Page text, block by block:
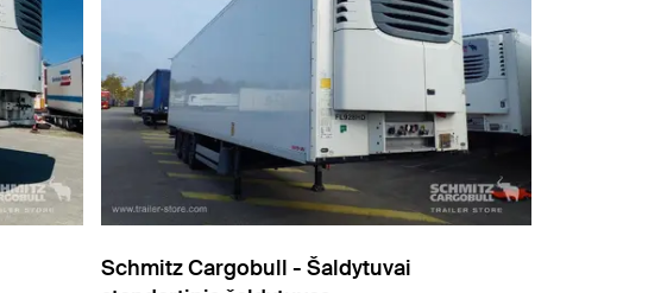
Schmitz Cargobull - Šaldytuvai